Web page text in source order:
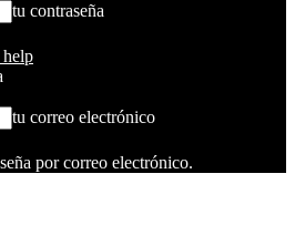
tu contraseña
tu correo electrónico
por correo electrónico.